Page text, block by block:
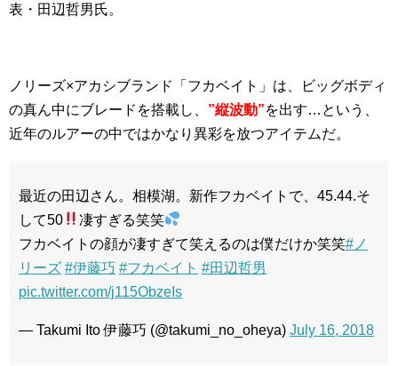
表・田辺哲男氏。
ノリーズ×アカシブランド「フカベイト」は、ビッグボディ
の真ん中にブレードを搭載し、 ”縦波動”を出す…という、
近年のルアーの中ではかなり異彩を放つアイテムだ。
最近の田辺さん。相模湖。新作フカベイトで、45.44.そ
して50
凄すぎる笑笑
フカベイトの顔が凄すぎて笑えるのは僕だけか笑笑#ノ
リーズ #伊藤巧 #フカベイト #田辺哲男
pic.twitter.com/j115ObzeIs
— Takumi Ito 伊藤巧 (@takumi_no_oheya) July 16, 2018